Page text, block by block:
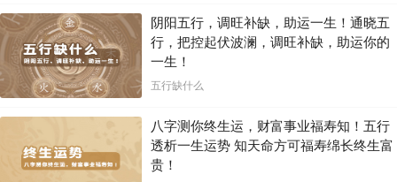
阴阳五行，调旺补缺，助运一生！通晓五
行，把控起伏波澜，调旺补缺，助运你的
一生！
五行缺什么
八字测你终生运，财富事业福寿知！五行
透析一生运势 知天命方可福寿绵长终生富
贵！